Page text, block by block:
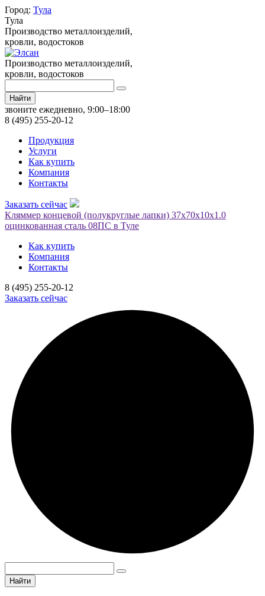
Город: Тула
Тула
Производство металлоизделий,
кровли, водостоков
Производство металлоизделий,
кровли, водостоков
Найти
звоните ежедневно, 9:00–18:00
8 (495) 255-20-12
Продукция
Услуги
Как купить
Компания
Контакты
Заказать сейчас
Кляммер концевой (полукруглые лапки) 37х70х10х1.0
оцинкованная сталь 08ПС в Туле
Как купить
Компания
Контакты
8 (495) 255-20-12
Заказать сейчас
Найти